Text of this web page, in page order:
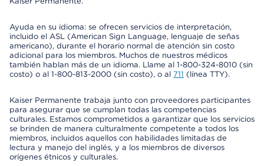
Ayuda en su idioma: se ofrecen servicios de interpretación,
incluido el ASL (American Sign Language, lenguaje de señas
americano), durante el horario normal de atención sin costo
adicional para los miembros. Muchos de nuestros médicos
también hablan más de un idioma. Llame al 1-800-324-8010 (sin
costo) o al 1-800-813-2000 (sin costo), o al 711 (línea TTY).
Kaiser Permanente trabaja junto con proveedores participantes
para asegurar que se cumplan todas las competencias
culturales. Estamos comprometidos a garantizar que los servicios
se brinden de manera culturalmente competente a todos los
miembros, incluidos aquellos con habilidades limitadas de
lectura y manejo del inglés, y a los miembros de diversos
orígenes étnicos y culturales.